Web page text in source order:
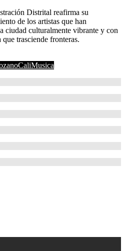
Distrital reafirma su
de los artistas que han
ciudad culturalmente vibrante y con
trasciende fronteras.
CaliMusica